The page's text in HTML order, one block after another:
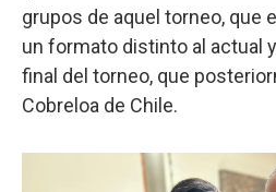
grupos de aquel torneo, que
un formato distinto al actual
final del torneo, que
Cobreloa de Chile.